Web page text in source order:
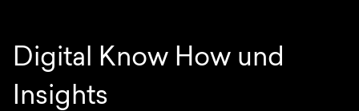
Digital Know How und
Insights